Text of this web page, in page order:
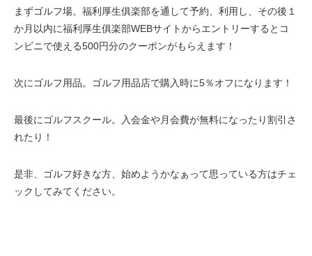
まずゴルフ場。 福利厚生俱楽部を通して予約、利用し、その後１
か月以内に福利厚生俱楽部WEBサイトからエントリーするとコ
ンビニで使える500円分のクーポンがもらえます！
次にゴルフ用品。 ゴルフ用品店で購入時に5％オフになります！
最後にゴルフスクール。
入会金や月会費が無料になったり割引さ
れたり！
是非、ゴルフ好きな方、始めようかなぁって思っている方はチェ
ックしてみてください。